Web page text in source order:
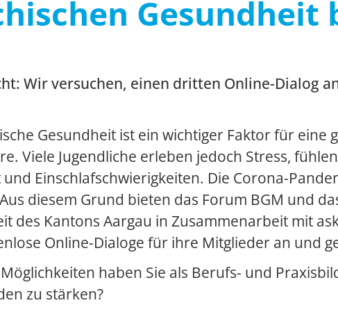
Wir versuchen, einen dritten Online-Dialog
Gesundheit ist ein wichtiger Faktor für
Viele Jugendliche erleben jedoch Stress,
und Einschlafschwierigkeiten. Die Corona-
Aus diesem Grund bieten das Forum BGM und
des Kantons Aargau in Zusammenarbeit mit
Online-Dialoge für ihre Mitglieder an und
Möglichkeiten haben Sie als Berufs- und
zu stärken?
Stress
Teamentwicklung
Vereinbarkeit von Beruf und Familie
Wechseljahre